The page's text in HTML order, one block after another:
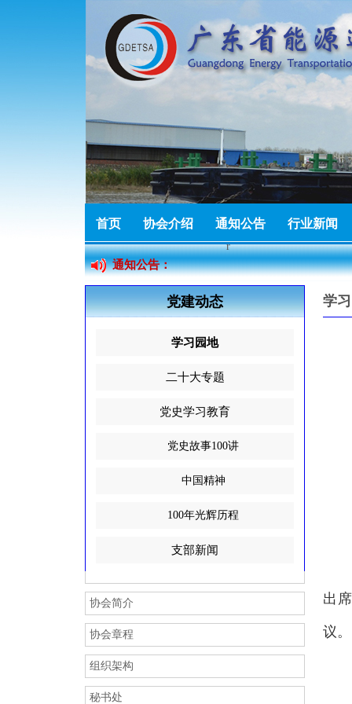
首页 协会介绍 通知公告 行业新闻
加入协会
通知公告：
热烈祝贺广东燃力新能源
热烈祝贺佛山市索固五金
r
热烈祝贺广州市泰丽贸易
r
r
关于支援广西抗洪救灾
r
热烈祝贺佛山市索固五
党建动态
学习园地
二十大专题
党史学习教育
党史故事100讲
中国精神
100年光辉历程
支部新闻
协会简介
协会章程
组织架构
秘书处
学
出
议。